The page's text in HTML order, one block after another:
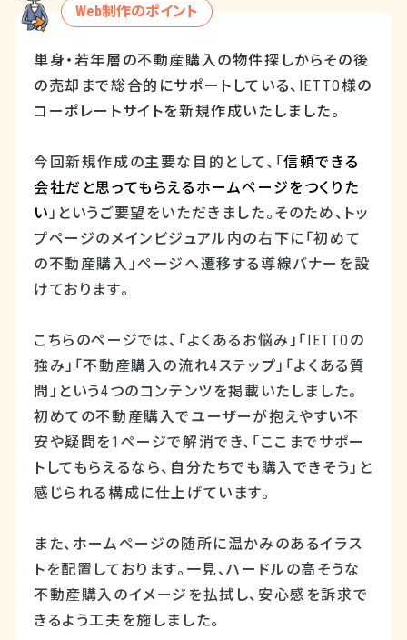
Web制作のポイント
単身・若年層の不動産購入の物件探しからその後
の売却まで総合的にサポートしている、 IETTO様の
コーポレートサイトを新規作成いたしました。
今回新規作成の主要な目的として、「信頼できる
会社だと思ってもらえるホームページをつくりた
い 」というご要望をいただきました。そのため、トッ
プページのメインビジュアル内の右下に「初めて
の不動産購入」ページへ遷移する導線バナーを設
けております。
こちらのページでは、「よくあるお悩み」「IETTO の
強み」「不動産購入の流れ4ステップ」「よくある質
問」という4つのコンテンツを掲載いたしました。
初めての不動産購入でユーザーが抱えやすい不
安や疑問を 1 ページで解消でき、「ここまでサポー
トしてもらえるなら、自分たちでも購入できそう」と
感じられる構成に仕上げています。
また、ホームページの随所に温かみのあるイラス
トを配置しております。一見、ハードルの高そうな
不動産購入のイメージを払拭し、安心感を訴求で
きるよう工夫を施しました。